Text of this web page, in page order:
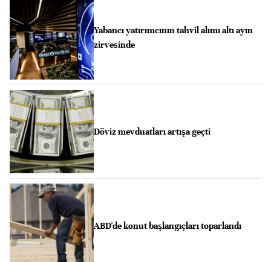
Yabancı yatırımcının tahvil alımı altı ayın
zirvesinde
Döviz mevduatları artışa geçti
ABD'de konut başlangıçları toparlandı